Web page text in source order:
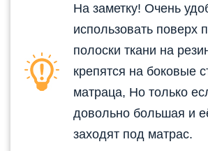
На заметку! Очень
использовать поверх
полоски ткани на
крепятся на боковые
матраца, Но только
довольно большая и
заходят под матрас.